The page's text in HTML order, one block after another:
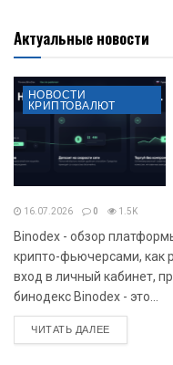
Актуальные новости
НОВОСТИ
КРИПТОВАЛЮТ
16.07.2026 0 1.5K
Binodex - обзор
крипто-фьючерсами, как
вход в личный кабинет,
бинодекс Binodex - это...
ЧИТАТЬ ДАЛЕЕDETAILS